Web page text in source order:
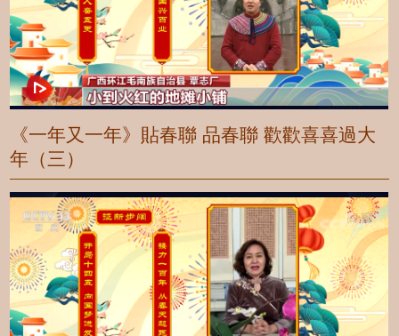
《一年又一年》貼春聯 品春聯 歡歡喜喜過大
年（三）